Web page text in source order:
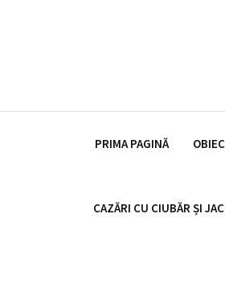
PRIMA PAGINĂ
CAZĂRI CU CIUBĂR ȘI